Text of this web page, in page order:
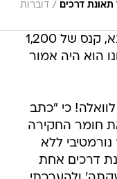
/ דוברות
בהרשעה בחודש יוני, נגזרו על כהנא, קנס של 1,200
את רשיונו הוא היה אמור
לוואלה! כי "כתב
חומר החקירה
ללא
דרכים אחת